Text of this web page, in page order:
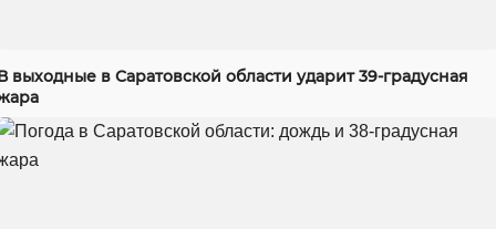
выходные в Саратовской области ударит 39-градусная